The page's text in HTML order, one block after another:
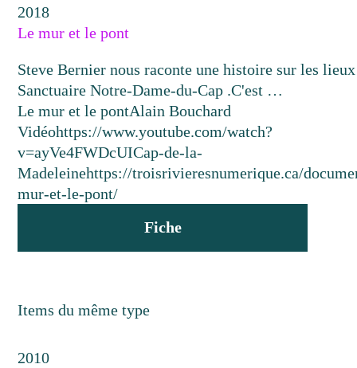
2018
Le mur et le pont
Steve Bernier nous raconte une histoire sur les
Sanctuaire Notre-Dame-du-Cap .C'est …
Le mur et le pontAlain Bouchard
Vidéohttps://www.youtube.com/watch?
v=ayVe4FWDcUICap-de-la-
Madeleinehttps://troisrivieresnumerique.ca/
mur-et-le-pont/
Fiche
Items du même type
2010